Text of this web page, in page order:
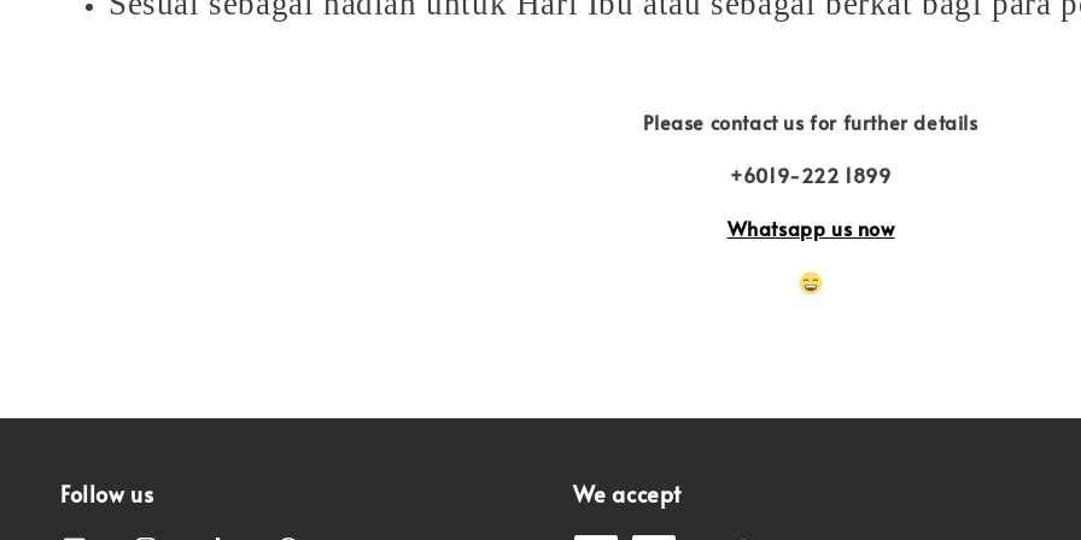
Please contact us for further details
+6019-222 1899
Whatsapp us now
Follow us We accept